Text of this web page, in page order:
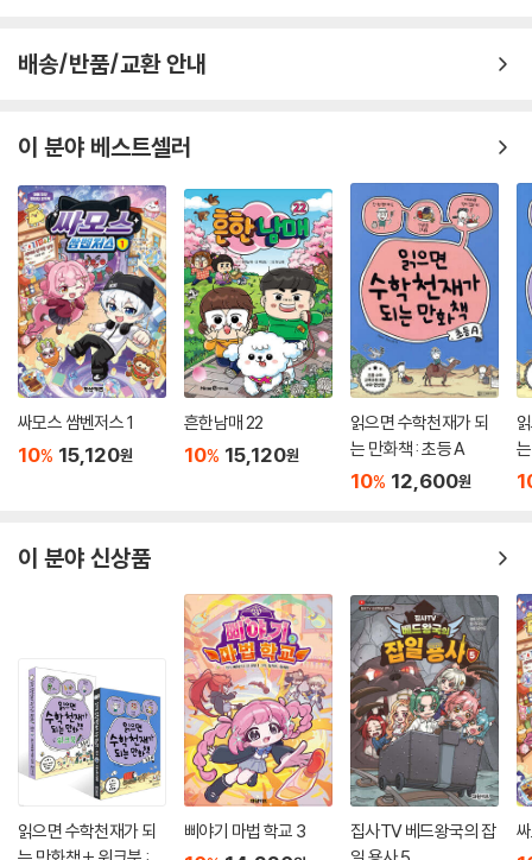
배송/반품/교환 안내
이 분야 베스트셀러
싸모스 쌈벤저스 1
10% 15,120원
흔한남매 22
10% 15,120원
읽으면 수학천재가 되
는 만화책 : 초등 A
10% 12,600원
이 분야 신상품
읽으면 수학천재가 되
삐야기 마법 학교 3
집사TV 베드왕국의 잡